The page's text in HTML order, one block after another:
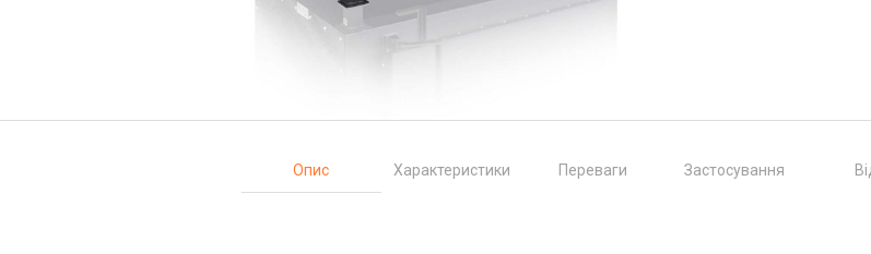
Опис Характеристики Переваги Застосування